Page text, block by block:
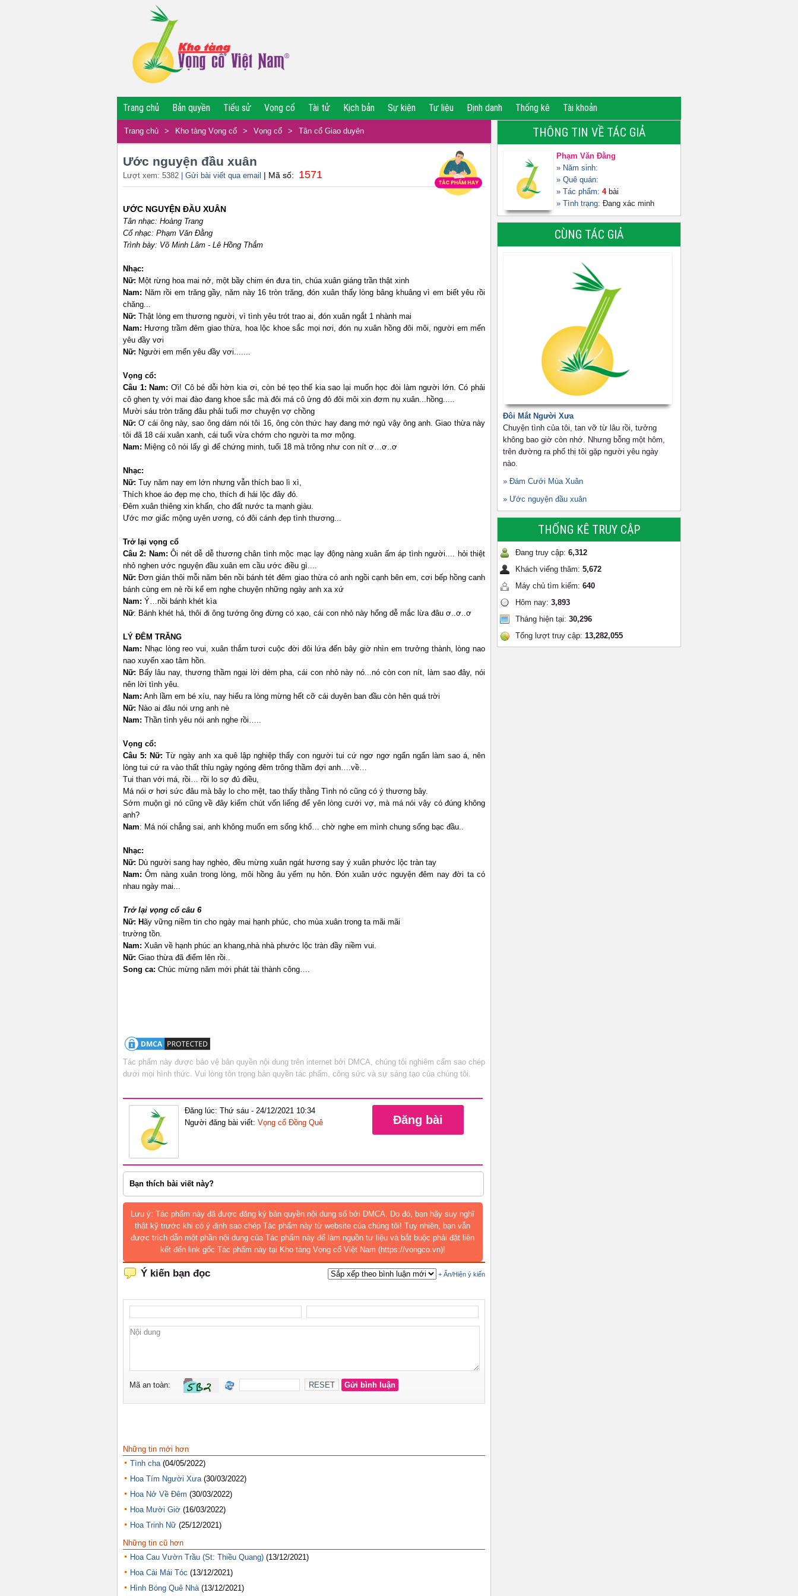
Trang chủ Bản quyền Tiểu sử Vọng cổ Tài tử Kịch bản Sự kiện Tư liệu Định danh Thống kê Tài khoản
Trang chủ > Kho tàng Vọng cổ > Vọng cổ > Tân cổ Giao duyên
Ước nguyện đầu xuân
Lượt xem: 5382 | Gửi bài viết qua email | Mã số: 1571
ƯỚC NGUYỆN ĐẦU XUÂN
Tân nhạc: Hoàng Trang
Cổ nhạc: Phạm Văn Đằng
Trình bày: Võ Minh Lâm - Lê Hồng Thắm
Nhạc:
Nữ: Một rừng hoa mai nở, một bầy chim én đưa tin, chúa xuân giáng trần thật xinh
Nam: Năm rồi em trăng gầy, năm này 16 tròn trăng, đón xuân thấy lòng bâng khuâng vì em biết yêu rồi
chăng...
Nữ: Thật lòng em thương người, vì tình yêu trót trao ai, đón xuân ngắt 1 nhành mai
Nam: Hương trầm đêm giao thừa, hoa lộc khoe sắc mọi nơi, đón nụ xuân hồng đôi môi, người em mến
yêu đầy vơi
Nữ: Người em mến yêu đầy vơi.......
Vọng cổ:
Câu 1: Nam: Ơi! Cô bé dỗi hờn kia ơi, còn bé tẹo thế kia sao lại muốn học đòi làm người lớn. Có phải
cô ghen tỵ với mai đào đang khoe sắc mà đôi má cô ửng đỏ đôi môi xin đơm nụ xuân...hồng.....
Mười sáu tròn trăng đâu phải tuổi mơ chuyện vợ chồng
Nữ: Ơ cái ông này, sao ông dám nói tôi 16, ông còn thức hay đang mớ ngủ vậy ông anh. Giao thừa này
tôi đã 18 cái xuân xanh, cái tuổi vừa chớm cho người ta mơ mộng.
Nam: Miệng cô nói lấy gì để chứng minh, tuổi 18 mà trông như con nít ơ…ơ..ơ
Nhạc:
Nữ: Tuy năm nay em lớn nhưng vẫn thích bao lì xì,
Thích khoe áo đẹp mẹ cho, thích đi hái lộc đây đó.
Đêm xuân thiêng xin khấn, cho đất nước ta mạnh giàu.
Ước mơ giấc mộng uyên ương, có đôi cánh đẹp tình thương...
Trở lại vọng cổ
Câu 2: Nam: Ôi nét dễ dễ thương chân tình mộc mạc lạy động nàng xuân ấm áp tình người.... hỏi thiệt
nhỏ nghen ước nguyện đầu xuân em cầu ước điều gì....
Nữ: Đơn giản thôi mỗi năm bên nồi bánh tét đêm giao thừa có anh ngồi cạnh bên em, cơi bếp hồng canh
bánh cùng em nè rồi kể em nghe chuyện những ngày anh xa xứ
Nam: Ý…nồi bánh khét kìa
Nữ: Bánh khét hả, thôi đi ông tướng ông đừng có xạo, cái con nhỏ này hổng dễ mắc lừa đâu ơ..ơ..ơ
LÝ ĐÊM TRĂNG
Nam: Nhạc lòng reo vui, xuân thắm tươi cuộc đời đôi lứa đến bây giờ nhìn em trưởng thành, lòng nao
nao xuyến xao tâm hồn.
Nữ: Bấy lâu nay, thương thầm ngại lời dèm pha, cái con nhỏ này nó...nó còn con nít, làm sao đây, nói
nên lời tình yêu.
Nam: Anh lầm em bé xíu, nay hiểu ra lòng mừng hết cỡ cái duyên ban đầu còn hên quá trời
Nữ: Nào ai đâu nói ưng anh nè
Nam: Thần tình yêu nói anh nghe rồi…..
Vọng cổ:
Câu 5: Nữ: Từ ngày anh xa quê lập nghiệp thấy con người tui cứ ngơ ngơ ngẩn ngẩn làm sao á, nên
lòng tui cứ ra vào thất thỉu ngày ngóng đêm trông thầm đợi anh….về…
Tui than với má, rồi… rồi lo sợ đủ điều,
Má nói ơ hơi sức đâu mà bây lo cho mệt, tao thấy thằng Tình nó cũng có ý thương bây.
Sớm muộn gì nó cũng về đây kiếm chút vốn liếng để yên lòng cưới vợ, mà má nói vậy có đúng không
anh?
Nam: Má nói chẳng sai, anh không muốn em sống khổ… chờ nghe em mình chung sống bạc đầu..
Nhạc:
Nữ: Dù người sang hay nghèo, đều mừng xuân ngát hương say ý xuân phước lộc tràn tay
Nam:Ôm nàng xuân trong lòng, môi hồng âu yếm nụ hôn. Đón xuân ước nguyện đêm nay đời ta có
nhau ngày mai...
Trở lại vọng cổ câu 6
Nữ: Hãy vững niềm tin cho ngày mai hạnh phúc, cho mùa xuân trong ta mãi mãi
trường tồn.
Nam: Xuân về hạnh phúc an khang,nhà nhà phước lộc tràn đầy niềm vui.
Nữ: Giao thừa đã điểm lên rồi..
Song ca: Chúc mừng năm mới phát tài thành công….
Tác phẩm này được bảo vệ bản quyền nội dung trên internet bởi DMCA, chúng tôi nghiêm cấm sao chép
dưới mọi hình thức. Vui lòng tôn trọng bản quyền tác phẩm, công sức và sự sáng tạo của chúng tôi.
Đăng lúc: Thứ sáu - 24/12/2021 10:34
Người đăng bài viết: Vọng cổ Đồng Quê Đăng bài
Bạn thích bài viết này?
Lưu ý: Tác phẩm này đã được đăng ký bản quyền nội dung số bởi DMCA. Do đó, bạn hãy suy nghĩ
thật kỹ trước khi có ý định sao chép Tác phẩm này từ website của chúng tôi! Tuy nhiên, bạn vẫn
được trích dẫn một phần nội dung của Tác phẩm này để làm nguồn tư liệu và bắt buộc phải đặt liên
kết đến link gốc Tác phẩm này tại Kho tàng Vọng cổ Việt Nam (https://vongco.vn)!
Những tin mới hơn
Tình cha (04/05/2022)
Hoa Tím Người Xưa (30/03/2022)
Hoa Nở Về Đêm (30/03/2022)
Hoa Mười Giờ (16/03/2022)
Hoa Trinh Nữ (25/12/2021)
Những tin cũ hơn
Hoa Cau Vườn Trầu (St: Thiều Quang) (13/12/2021)
Hoa Cài Mái Tóc (13/12/2021)
Hình Bóng Quê Nhà (13/12/2021)
THÔNG TIN VỀ TÁC GIẢ
Phạm Văn Đằng
» Năm sinh:
» Quê quán:
» Tác phẩm: 4bài
» Tình trạng: Đang xác minh
CÙNG TÁC GIẢ
Đôi Mắt Người Xưa
Chuyện tình của tôi, tan vỡ từ lâu rồi, tưởng
không bao giờ còn nhớ. Nhưng bỗng một hôm,
trên đường ra phố thị tôi gặp người yêu ngày
nào.
» Đám Cưới Mùa Xuân
» Ước nguyện đầu xuân
THỐNG KÊ TRUY CẬP
Đang truy cập: 6,312
Khách viếng thăm: 5,672
Máy chủ tìm kiếm: 640
Hôm nay: 3,893
Tháng hiện tại: 30,296
Tổng lượt truy cập: 13,282,055